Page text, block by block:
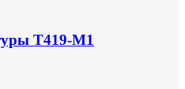
Т419-М1